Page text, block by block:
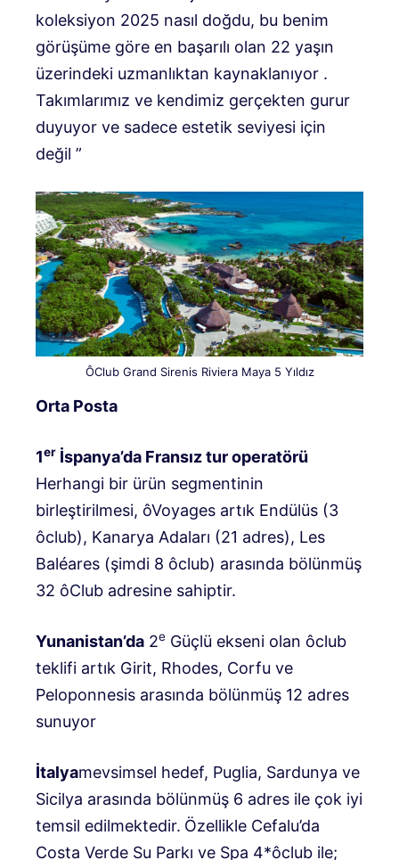
koleksiyon 2025 nasıl doğdu, bu benim
görüşüme göre en başarılı olan 22 yaşın
üzerindeki uzmanlıktan kaynaklanıyor .
Takımlarımız ve kendimiz gerçekten gurur
duyuyor ve sadece estetik seviyesi için
değil ”
ÔClub Grand Sirenis Riviera Maya 5 Yıldız
Orta Posta
1er İspanya’da Fransız tur operatörü
Herhangi bir ürün segmentinin
birleştirilmesi, ôVoyages artık Endülüs (3
ôclub), Kanarya Adaları (21 adres), Les
Baléares (şimdi 8 ôclub) arasında bölünmüş
32 ôClub adresine sahiptir.
Yunanistan’da 2e Güçlü ekseni olan ôclub
teklifi artık Girit, Rhodes, Corfu ve
Peloponnesis arasında bölünmüş 12 adres
sunuyor
İtalyamevsimsel hedef, Puglia, Sardunya ve
Sicilya arasında bölünmüş 6 adres ile çok iyi
temsil edilmektedir. Özellikle Cefalu’da
Costa Verde Su Parkı ve Spa 4*ôclub ile;